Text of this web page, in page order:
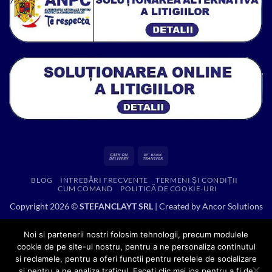
Cash
Delivery
BLOG ÎNTREBĂRI FRECVENTE
TERMENI ȘI CONDIȚII
CUM COMAND
POLITICĂ DE COOKIE-URI
Copyright 2026 ©STEFANCLAYT SRL| Created byAncor Solutions
Noi si partenerii nostri folosim tehnologii, precum modulele
cookie de pe site-ul nostru, pentru a ne personaliza continutul
si reclamele, pentru a oferi functii pentru retelele de socializare